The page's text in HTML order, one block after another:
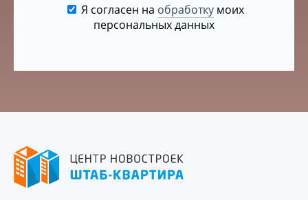
Я согласен на обработкумоих
персональных данных